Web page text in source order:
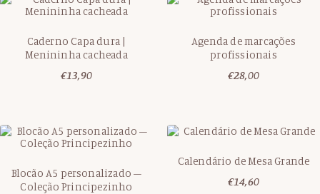
Caderno Capa dura |
Menininha cacheada
€13,90
Agenda de marcações
profissionais
€28,00
Blocão A5 personalizado –
Coleção Principezinho
Calendário de Mesa Grande
€14,60